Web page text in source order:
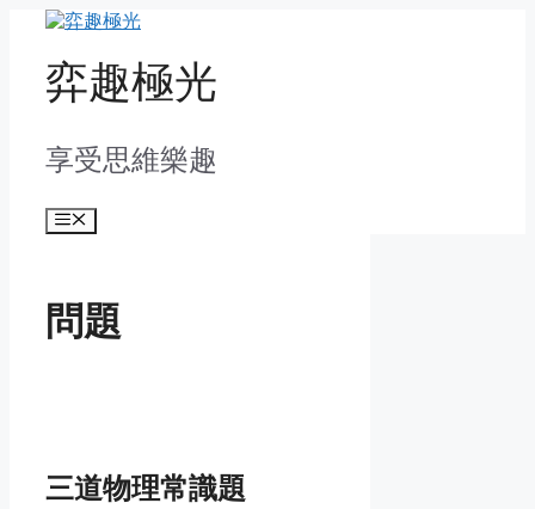
content弈趣極光
享受思維樂趣
Menu
問題
三道物理常識題